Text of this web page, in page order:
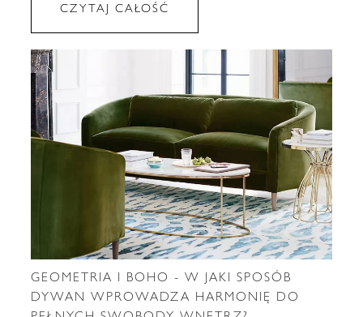
CZYTAJ CAŁOŚĆ
GEOMETRIA I BOHO - W JAKI SPOSÓB
DYWAN WPROWADZA HARMONIĘ DO